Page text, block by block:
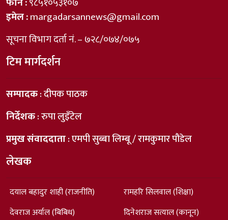
इमेल :margadarsannews@gmail.com
सूचना विभाग दर्ता नं. – ७२८/०७४/०७५
टिम मार्गदर्शन
सम्पादक: दीपक पाठक
निर्देशक: रुपा लुइँटेल
प्रमुख संवाददाता: एमपी सुब्बा लिम्बू / रामकुमार पौडेल
लेखक
दयाल बहादुर शाही (राजनीति)
देवराज अर्याल (बिबिध)
रामहरि सिलवाल (शिक्षा)
दिनेशराज सत्याल (कानून)